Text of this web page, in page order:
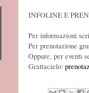
INFOLINE E
Per informazioni
Per prenotazione
Oppure, per eventi
Grattacielo: